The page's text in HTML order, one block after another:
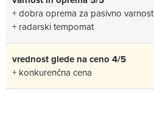
+ dobra oprema za pasivno varnost
+ radarski tempomat
vrednost glede na ceno 4/5
+ konkurenčna cena